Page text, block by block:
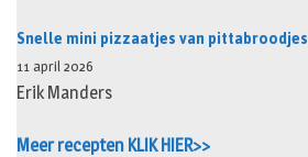
Snelle mini pizzaatjes van pittabroodjes
11 april 2026
Erik Manders
Meer recepten KLIK HIER>>